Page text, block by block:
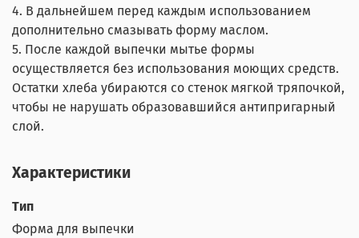
4. В дальнейшем перед каждым использованием
дополнительно смазывать форму маслом.
5. После каждой выпечки мытье формы
осуществляется без использования моющих средств.
Остатки хлеба убираются со стенок мягкой тряпочкой,
чтобы не нарушать образовавшийся антипригарный
слой.
Характеристики
Тип
Форма для выпечки